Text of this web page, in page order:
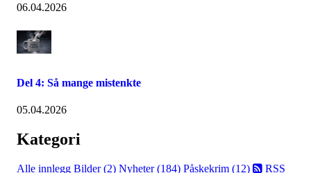
06.04.2026
Del 4: Så mange mistenkte
05.04.2026
Kategori
Alle innlegg Bilder (2) Nyheter (184) Påskekrim (12) RSS